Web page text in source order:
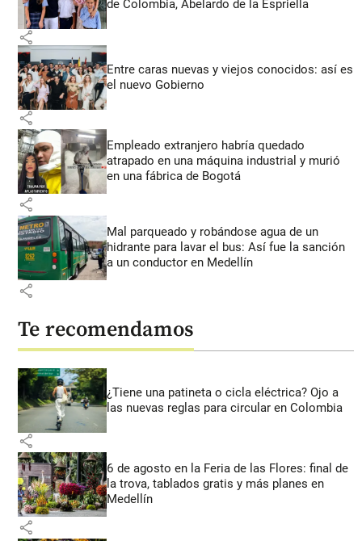
de Colombia, Abelardo de la Espriella
share
Entre caras nuevas y viejos conocidos: así es
el nuevo Gobierno
share
Empleado extranjero habría quedado
atrapado en una máquina industrial y murió
en una fábrica de Bogotá
share
Mal parqueado y robándose agua de un
hidrante para lavar el bus: Así fue la sanción
a un conductor en Medellín
share
Te recomendamos
¿Tiene una patineta o cicla eléctrica? Ojo a
las nuevas reglas para circular en Colombia
share
6 de agosto en la Feria de las Flores: final de
la trova, tablados gratis y más planes en
Medellín
share